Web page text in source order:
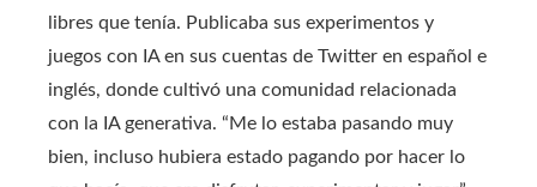
libres que tenía. Publicaba sus experimentos y
juegos con IA en sus cuentas de Twitter en español e
inglés, donde cultivó una comunidad relacionada
con la IA generativa. “Me lo estaba pasando muy
bien, incluso hubiera estado pagando por hacer lo